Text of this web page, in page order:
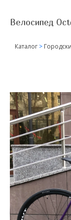
Велосипед
Каталог >